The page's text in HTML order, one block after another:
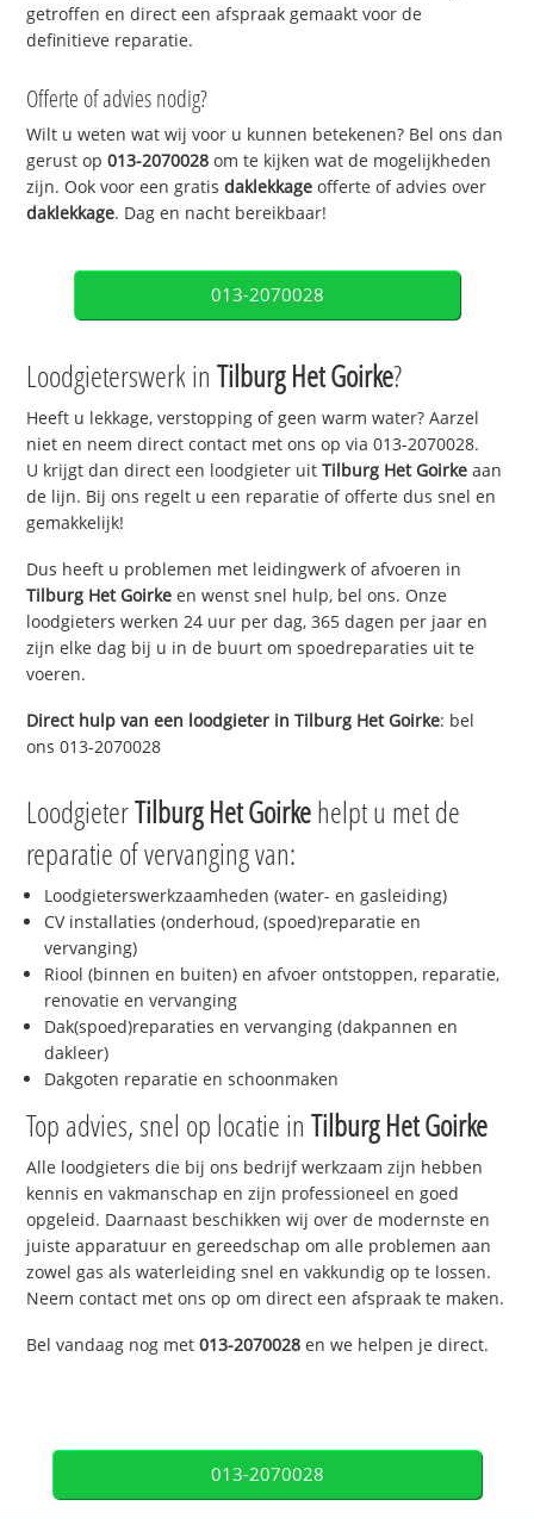
getroffen en direct een afspraak gemaakt voor de
definitieve reparatie.
Offerte of advies nodig?
Wilt u weten wat wij voor u kunnen betekenen? Bel ons dan
gerust op013-2070028 om te kijken wat de mogelijkheden
zijn. Ook voor een gratisdaklekkage offerte of advies over
daklekkage. Dag en nacht bereikbaar!
013-2070028
Loodgieterswerk inTilburg Het Goirke?
Heeft u lekkage, verstopping of geen warm water? Aarzel
niet en neem direct contact met ons op via 013-2070028.
U krijgt dan direct een loodgieter uitTilburg Het Goirke aan
de lijn. Bij ons regelt u een reparatie of offerte dus snel en
gemakkelijk!
Dus heeft u problemen met leidingwerk of afvoeren in
Tilburg Het Goirke en wenst snel hulp, bel ons. Onze
loodgieters werken 24 uur per dag, 365 dagen per jaar en
zijn elke dag bij u in de buurt om spoedreparaties uit te
voeren.
Direct hulp van een loodgieter inTilburg Het Goirke: bel
ons 013-2070028
LoodgieterTilburg Het Goirkehelpt u met de
reparatie of vervanging van:
Loodgieterswerkzaamheden (water- en gasleiding)
CV installaties (onderhoud, (spoed)reparatie en
vervanging)
Riool (binnen en buiten) en afvoer ontstoppen, reparatie,
renovatie en vervanging
Dak(spoed)reparaties en vervanging (dakpannen en
dakleer)
Dakgoten reparatie en schoonmaken
Top advies, snel op locatie inTilburg Het Goirke
Alle loodgieters die bij ons bedrijf werkzaam zijn hebben
kennis en vakmanschap en zijn professioneel en goed
opgeleid. Daarnaast beschikken wij over de modernste en
juiste apparatuur en gereedschap om alle problemen aan
zowel gas als waterleiding snel en vakkundig op te lossen.
Neem contact met ons op om direct een afspraak te maken.
Bel vandaag nog met013-2070028 en we helpen je direct.
013-2070028